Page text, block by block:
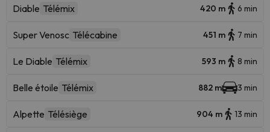
Diable Télémix 420 m 6 min
Super Venosc Télécabine 451 m 7 min
Le Diable Télémix 593 m 8 min
Belle étoile Télémix 882 m 3 min
Alpette Télésiège 904 m 13 min